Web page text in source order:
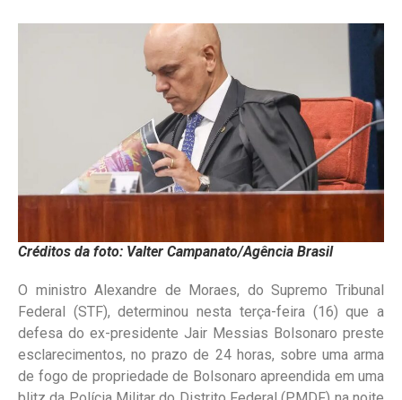
Créditos da foto: Valter Campanato/Agência Brasil
O ministro Alexandre de Moraes, do Supremo Tribunal
Federal (STF), determinou nesta terça-feira (16) que a
defesa do ex-presidente Jair Messias Bolsonaro preste
esclarecimentos, no prazo de 24 horas, sobre uma arma
de fogo de propriedade de Bolsonaro apreendida em uma